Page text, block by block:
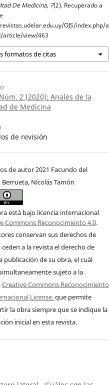
De Medicina, 7(2). Recuperado a
OJS/index.php/a
article/view/463
formatos de citas
2 (2020): Anales de la
de Medicina
de revisión
de autor 2021 Facundo del
Nicolás Tamón
está bajo licencia internacional
Commons Reconocimiento 4.0.
conservan sus derechos de
a la revista el derecho de
publicación de su obra, el cuál
sujeto a la
Creative Commons Reconocimiento
License.que permite
la obra siempre que se indique la
inicial en esta revista.